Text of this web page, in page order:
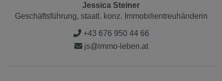
Jessica Steiner
Geschäftsführung, staatl. konz. Immobilientreuhänderin
+43 676 950 44 66
js@immo-leben.at